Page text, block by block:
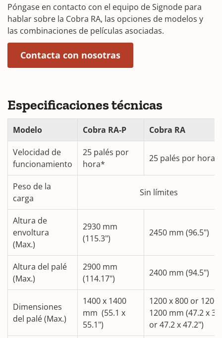
Póngase en contacto con el equipo de Signode para
hablar sobre la Cobra RA, las opciones de modelos y
las combinaciones de películas asociadas.
Contacta con nosotras(Opens in a new
Especificaciones técnicas
Modelo Cobra RA-P Cobra RA
Velocidad de
funcionamiento
25 palés por
hora*
25 palés por hora*
Peso de la
carga
Sin límites
Altura de
envoltura
(Max.)
2930 mm
(115.3")
2450 mm (96.5")
Altura del palé
(Max.)
2900 mm
(114.17")
2400 mm (94.5")
Dimensiones
del palé (Max.)
1400 x 1400
mm (55.1 x
55.1")
1200 x 800 or 1200
1200 mm (47.2 x
or 47.2 x 47.2")